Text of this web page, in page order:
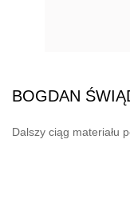
BOGDAN
Dalszy ciąg materiału